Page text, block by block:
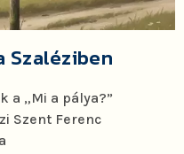
Szaléziben
a „Mi a pálya?”
Szent Ferenc